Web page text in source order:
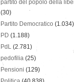
partito del popolo della
(30)
Partito Democratico (1.034)
PD (1.188)
PdL (2.781)
pedofilia (25)
Pensioni (129)